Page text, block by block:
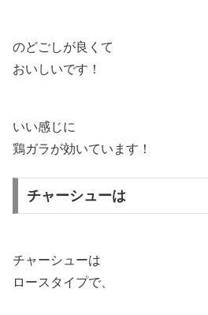
のどごしが良くて
おいしいです！
いい感じに
鶏ガラが効いています！
チャーシューは
チャーシューは
ロースタイプで、